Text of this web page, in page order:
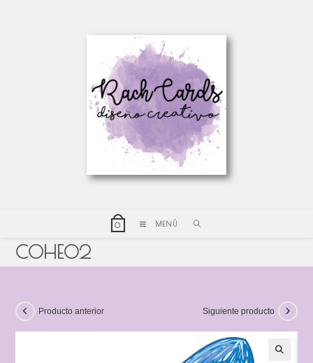
0 MENÚ
COHE02
Producto anterior Siguiente producto